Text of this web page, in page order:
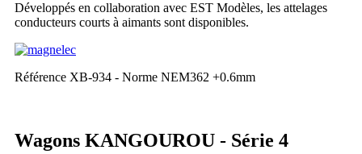
Développés en collaboration avec EST Modèles, les attelages
conducteurs courts à aimants sont disponibles.
Référence XB-934 - Norme NEM362 +0.6mm
Wagons KANGOUROU - Série 4